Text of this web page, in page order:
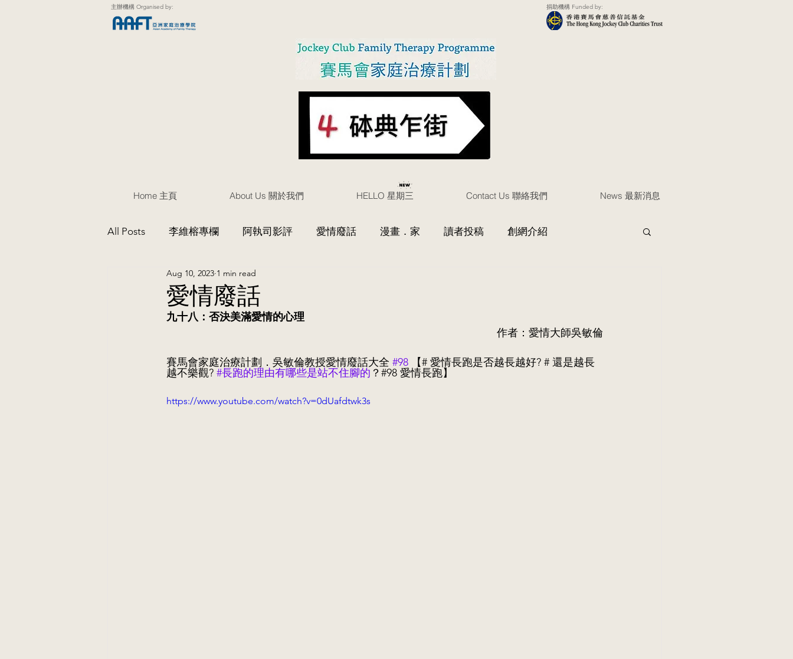
主辦機構 Organised by: 捐助機構 Funded by:
Home 主頁 About Us 關於我們 HELLO 星期三 Contact Us 聯絡我們 News 最新消息
All Posts 李維榕專欄 阿執司影評 愛情廢話 漫畫．家 讀者投稿 創網介紹
愛情廢話
Aug 10, 2023 1 min read
九十八：否決美滿愛情的心理
作者：愛情大師吳敏倫
賽馬會家庭治療計劃．吳敏倫教授愛情廢話大全 #98 【# 愛情長跑是否越長越好? # 還是越長
越不樂觀? #長跑的理由有哪些是站不住腳的 ？#98 愛情長跑】
https://www.youtube.com/watch?v=0dUafdtwk3s